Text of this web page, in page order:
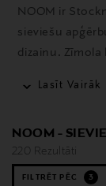
NOOM ir
sieviešu
dizainu. Zīmola
Lasīt Vairāk
NOOM -
220 Rezultāti
FILTRĒT PĒC 3